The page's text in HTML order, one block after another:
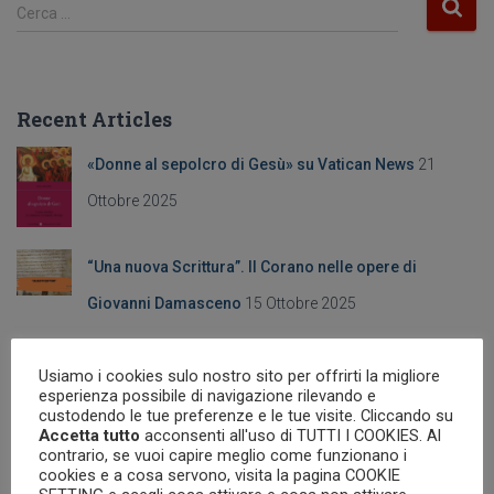
o
k
R
c
a
p
:
Cerca …
Recent Articles
«Donne al sepolcro di Gesù» su Vatican News 21
Ottobre 2025
“Una nuova Scrittura”. Il Corano nelle opere di
Giovanni Damasceno 15 Ottobre 2025
dell’islam in Giovanni Damasceno9 Ottobre 2025
Un corso on line sui Padri della Chiesa2 Ottobre 2025
Usiamo i cookies sulo nostro sito per offrirti la migliore
esperienza possibile di navigazione rilevando e
custodendo le tue preferenze e le tue visite. Cliccando su
Accetta tutto acconsenti all'uso di TUTTI I COOKIES. Al
contrario, se vuoi capire meglio come funzionano i
cookies e a cosa servono, visita la pagina COOKIE